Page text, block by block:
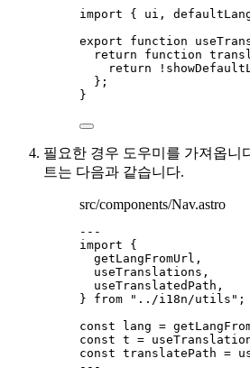
import { ui,
export
function
return
function
return
!
};
}
필요한 경우 도우미를 가져옵니
트는 다음과 같습니다.
src/components/Nav.astro
---
import {
getLangFromUrl,
useTranslations,
useTranslatedPath,
} from " ../i18n/utils " ;
const
lang =
const t =
const translatePath =
---